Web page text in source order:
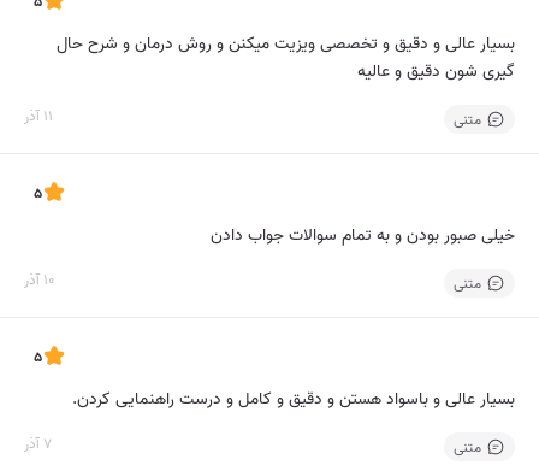
بسیار عالی و دقیق و تخصصی ویزیت میکنن و روش درمان و شرح حال
گیری شون دقیق و عالیه
متنی 11 آذر
5
خیلی صبور بودن و به تمام سوالات جواب دادن
متنی 10 آذر
5
بسیار عالی و باسواد هستن و دقیق و کامل و درست راهنمایی کردن.
متنی 7 آذر